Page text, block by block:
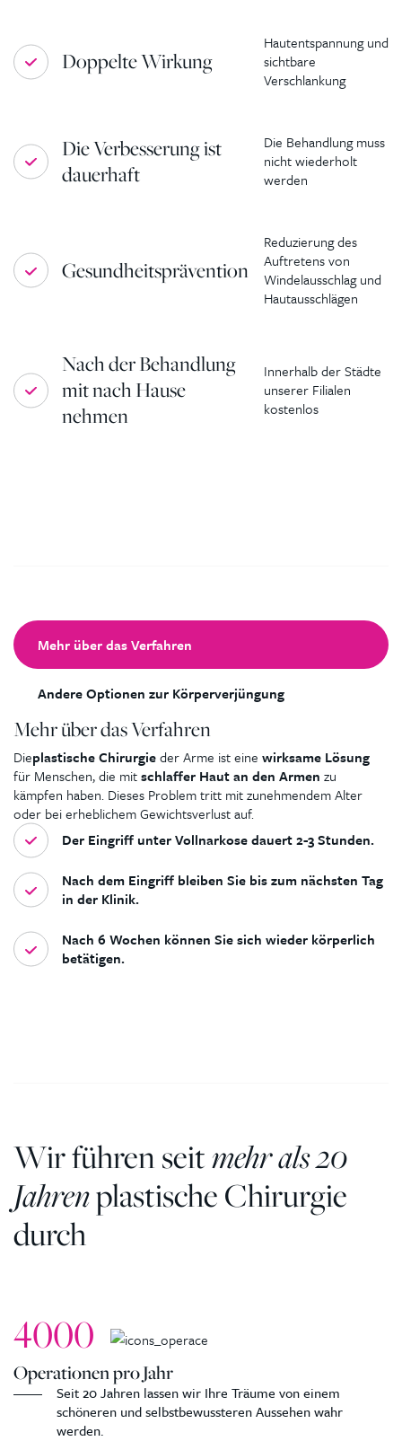
Doppelte Wirkung
Hautentspannung und
sichtbare
Verschlankung
Die Verbesserung ist
dauerhaft
Die Behandlung muss
nicht wiederholt
werden
Gesundheitsprävention
Reduzierung des
Auftretens von
Windelausschlag und
Hautausschlägen
Nach der Behandlung
mit nach Hause
nehmen
Innerhalb der Städte
unserer Filialen
kostenlos
Mehr über das Verfahren
Andere Optionen zur Körperverjüngung
Mehr über das Verfahren
Dieplastische Chirurgieder Arme ist eine wirksame Lösung
für Menschen, die mitschlaffer Haut an den Armen zu
kämpfen haben. Dieses Problem tritt mit zunehmendem Alter
oder bei erheblichem Gewichtsverlust auf.
Der Eingriff unter Vollnarkose dauert 2-3 Stunden.
Nach dem Eingriff bleiben Sie bis zum nächsten Tag
in der Klinik.
Nach 6 Wochen können Sie sich wieder körperlich
betätigen.
Wir führen seitmehr als 20
Jahrenplastische Chirurgie
durch
4000
Operationen pro Jahr
Seit 20 Jahren lassen wir Ihre Träume von einem
schöneren und selbstbewussteren Aussehen wahr
werden.